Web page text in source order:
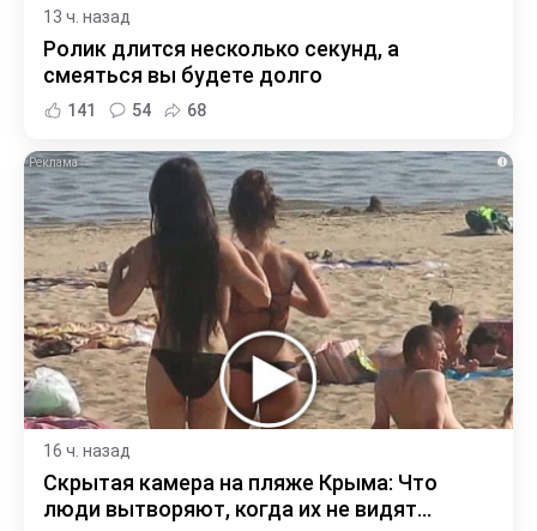
13 ч. назад
Ролик длится несколько секунд, а
смеяться вы будете долго
141 54 68
i
16 ч. назад
Скрытая камера на пляже Крыма: Что
люди вытворяют, когда их не видят...